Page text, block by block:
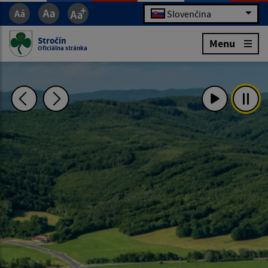
Slovenčina
Stročín
Oficiálna stránka Menu